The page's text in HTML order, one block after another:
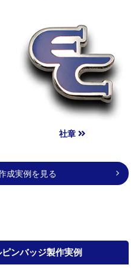
社章
成実例を見る
ンバッジ製作実例